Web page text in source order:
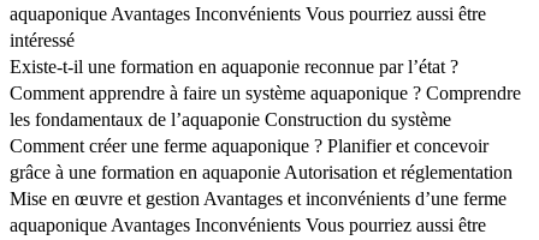
aquaponique Avantages Inconvénients Vous pourriez aussi être
intéressé
Existe-t-il une formation en aquaponie reconnue par l’état ?
Comment apprendre à faire un système aquaponique ? Comprendre
les fondamentaux de l’aquaponie Construction du système
Comment créer une ferme aquaponique ? Planifier et concevoir
grâce à une formation en aquaponie Autorisation et réglementation
Mise en œuvre et gestion Avantages et inconvénients d’une ferme
aquaponique Avantages Inconvénients Vous pourriez aussi être